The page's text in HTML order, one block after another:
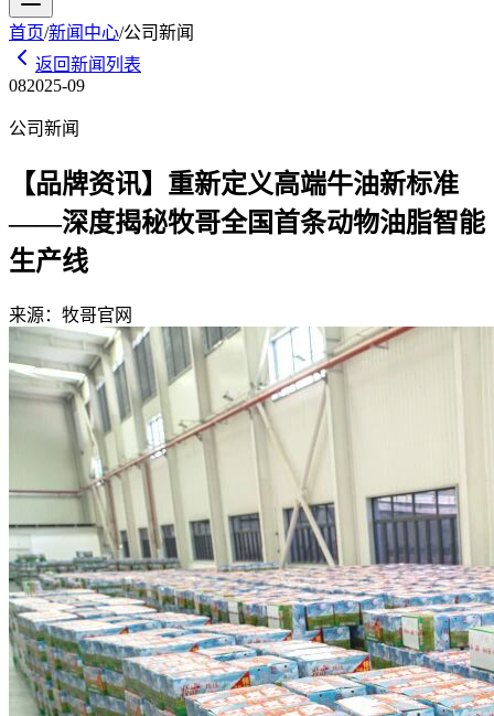
首页/新闻中心/公司新闻
返回新闻列表
082025-09
公司新闻
【品牌资讯】重新定义高端牛油新标准
——深度揭秘牧哥全国首条动物油脂智能
生产线
来源： 牧哥官网